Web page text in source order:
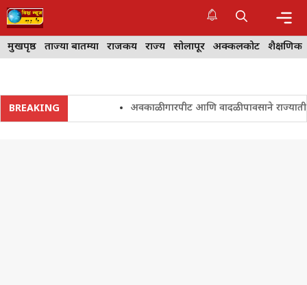
Skip
to
content
मुखपृष्ठ ताज्या बातम्या राजकीय राज्य सोलापूर अक्कलकोट शैक्षणिक
BREAKING अवकाळी गारपीट आणि वादळी पावसाने राज्यातील